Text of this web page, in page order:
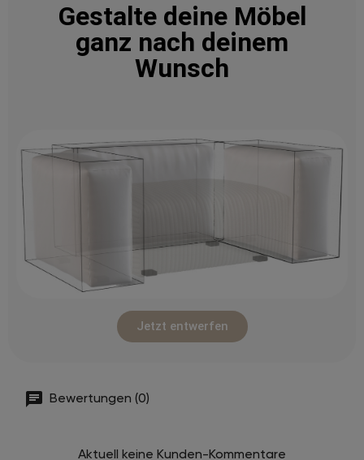
Gestalte deine Möbel
ganz nach deinem
Wunsch
Jetzt entwerfen
Bewertungen (0)
Aktuell keine Kunden-Kommentare